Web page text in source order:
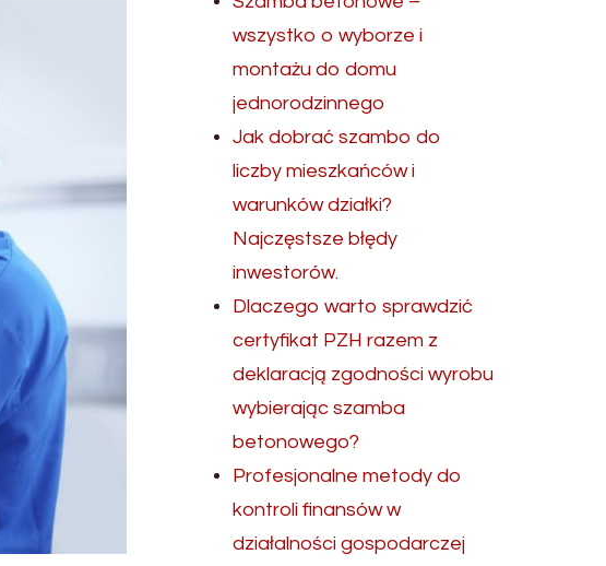
wszystko o wyborze i
montażu do domu
jednorodzinnego
Jak dobrać szambo do
liczby mieszkańców i
warunków działki?
Najczęstsze błędy
inwestorów.
Dlaczego warto sprawdzić
certyfikat PZH razem z
deklaracją zgodności wyrobu
wybierając szamba
betonowego?
Profesjonalne metody do
kontroli finansów w
działalności gospodarczej